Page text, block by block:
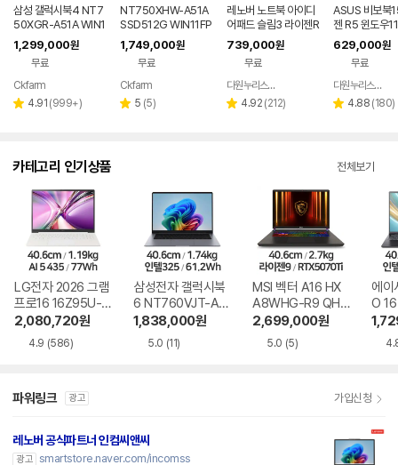
삼성 갤럭시북4 NT7
50XGR-A51A WIN1
1 FPP(버젼UP설치)
업무용 학생용 사무용
노트북 문스톤그레이
1,299,000원
무료
페이
Ckfarm
별 4.91 리
(999+)
NT750XHW-A51A
SSD512G WIN11FP
P(버젼UP설치) 삼성
전자 갤럭시북5 노트
1,749,000원
무료
Ckfarm
별 5 리
(5)
레노버 노트북 아이디
어패드 슬림3 라이젠R
5 8GB 256GB 윈도
우11
739,000원
무료
페이
다원누리스토어
별 4.92 리
(212)
ASUS 비보북
젠 R5 윈도우
근무 싼 노트북
629,000원
무료
다원누리스토어
별 4.88 리
(180)
카테고리 인기상품 전체보기
LG전자 2026 그램
프로16 16Z95U-G
S5WK
2,080,720원
4.9 (586)
삼성전자 갤럭시북
6 NT760VJT-A51
A
1,838,000원
5.0 (11)
MSI 벡터 A16 HX
A8WHG-R9 QHD
+
2,699,000원
5.0 (5)
에이
O
1-
파워링크 광고 가입신청
레노버 공식파트너 인컴씨앤씨
광고 smartstore.naver.com/incomss